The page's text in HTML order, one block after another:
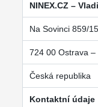
NINEX.CZ –
Na Sovinci 859/15
724 00 Ostrava –
Česká republika
Kontaktní údaje